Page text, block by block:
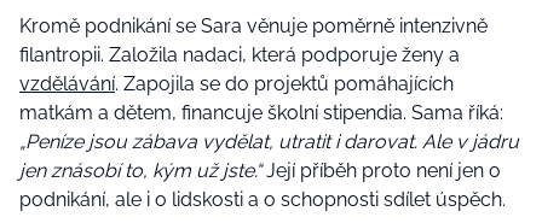
Kromě podnikání se Sara věnuje poměrně intenzivně
filantropii. Založila nadaci, která podporuje ženy a
vzdělávání. Zapojila se do projektů pomáhajících
matkám a dětem, financuje školní stipendia. Sama říká:
„Peníze jsou zábava vydělat, utratit i darovat. Ale v jádru
jen znásobí to, kým už jste.“Její příběh proto není jen o
podnikání, ale i o lidskosti a o schopnosti sdílet úspěch.